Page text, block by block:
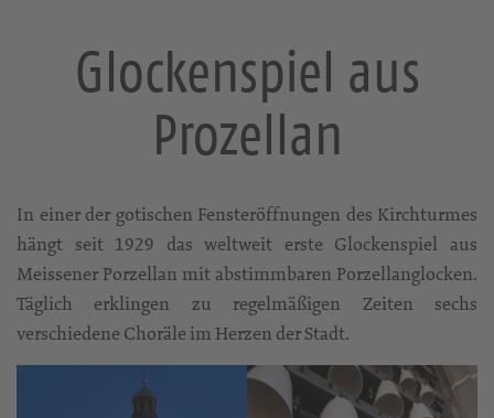
Glockenspiel aus
Prozellan
In einer der gotischen Fensteröffnungen des Kirchturmes
hängt seit 1929 das weltweit erste Glockenspiel aus
Meissener Porzellan mit abstimmbaren Porzellanglocken.
Täglich erklingen zu regelmäßigen Zeiten sechs
verschiedene Choräle im Herzen der Stadt.